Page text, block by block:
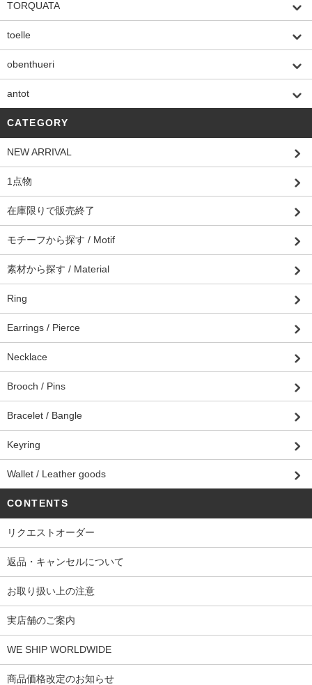
TORQUATA
toelle
obenthueri
antot
CATEGORY
NEW ARRIVAL
1点物
在庫限りで販売終了
モチーフから探す / Motif
素材から探す / Material
Ring
Earrings / Pierce
Necklace
Brooch / Pins
Bracelet / Bangle
Keyring
Wallet / Leather goods
CONTENTS
リクエストオーダー
返品・キャンセルについて
お取り扱い上の注意
実店舗のご案内
WE SHIP WORLDWIDE
商品価格改定のお知らせ